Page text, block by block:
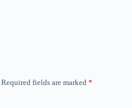
Required fields are marked *